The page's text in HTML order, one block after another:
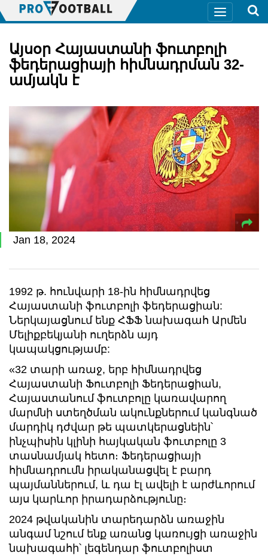
Այսօր Հայաստանի ֆուտբոլի
ֆեդերացիայի հիմնադրման 32-
ամյակն է
Jan 18, 2024
1992 թ. հունվարի 18-ին հիմնադրվեց
Հայաստանի ֆուտբոլի ֆեդերացիան:
Ներկայացնում ենք ՀՖՖ նախագահ Արմեն
Մելիքբեկյանի ուղերձն այդ
կապակցությամբ:
«32 տարի առաջ, երբ հիմնադրվեց
Հայաստանի Ֆուտբոլի Ֆեդերացիան,
Հայաստանում ֆուտբոլը կառավարող
մարմնի ստեղծման ակունքներում կանգնած
մարդիկ դժվար թե պատկերացնեին՝
ինչպիսին կլինի հայկական ֆուտբոլը 3
տասնամյակ հետո։ Ֆեդերացիայի
հիմնադրումն իրականացվել է բարդ
պայմաններում, և դա էլ ավելի է արժևորում
այս կարևոր իրադարձությունը։
2024 թվականին տարեդարձն առաջին
անգամ նշում ենք առանց կառույցի առաջին
նախագահի՝ լեգենդար ֆուտբոլիստ